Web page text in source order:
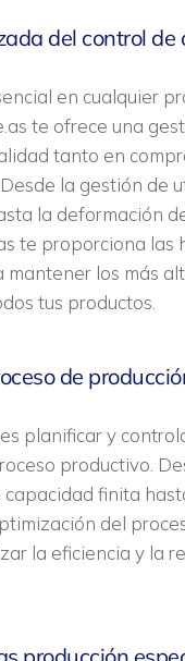
del control de
en cualquier
te ofrece una
tanto en
la gestión de
la deformación
te proporciona las
mantener los más
tus productos.
de
planificar y
productivo.
finita
del
la eficiencia y la